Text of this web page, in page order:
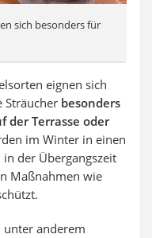
sich besonders für
eignen sich
Sträucher besonders
der Terrasse oder
im Winter in einen
der Übergangszeit
Maßnahmen wie
unter anderem